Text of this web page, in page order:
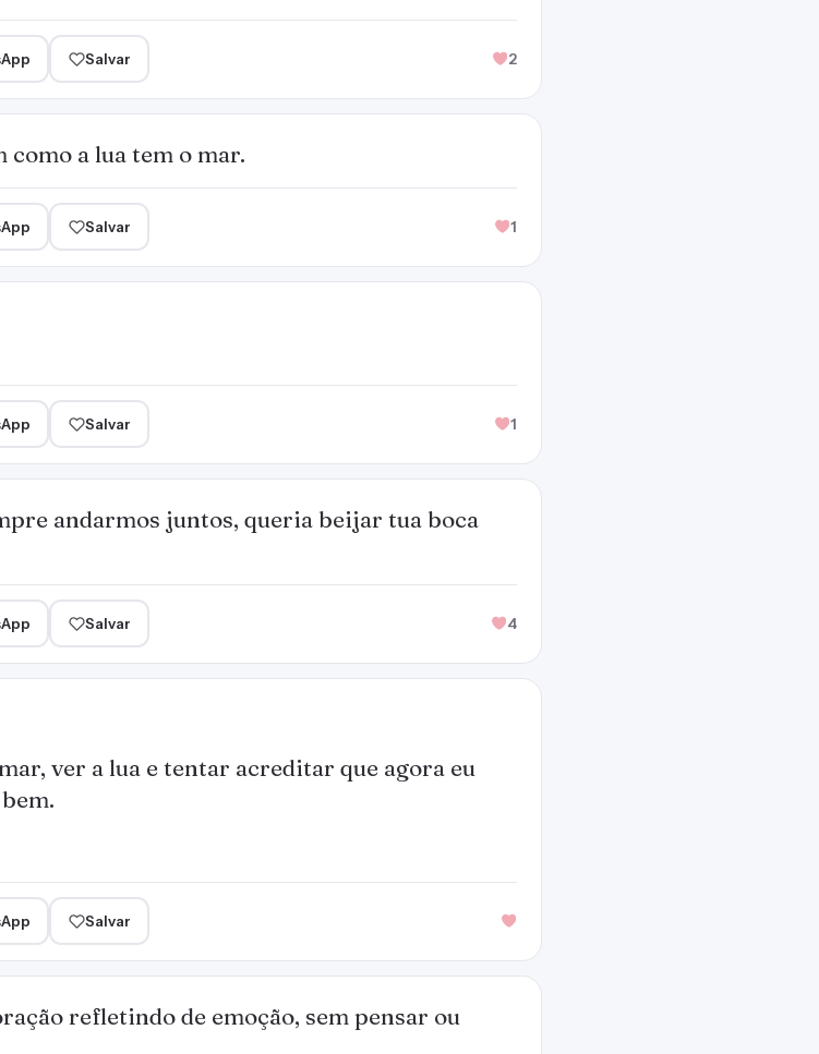
Salvar 2
a lua tem o mar.
Salvar 1
Salvar 1
andarmos juntos, queria beijar tua boca
Salvar 4
ver a lua e tentar acreditar que agora eu
Salvar
refletindo de emoção, sem pensar ou